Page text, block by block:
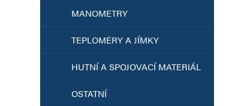
MANOMETRY
TEPLOMĚRY A JÍMKY
HUTNÍ A SPOJOVACÍ MATERIÁL
OSTATNÍ